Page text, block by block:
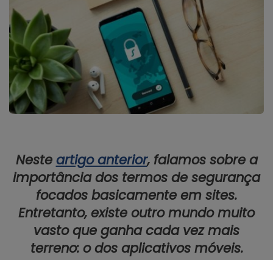
Neste artigo anterior, falamos sobre a
importância dos termos de segurança
focados basicamente em sites.
Entretanto, existe outro mundo muito
vasto que ganha cada vez mais
terreno: o dos aplicativos móveis.